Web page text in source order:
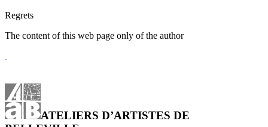
Regrets
The content of this web page only of the author
ATELIERS D’ARTISTES DE